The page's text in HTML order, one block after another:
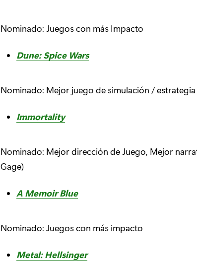
Nominado: Juegos con más Impacto
Dune: Spice Wars
Nominado: Mejor juego de simulación / estrategia
Immortality
Nominado: Mejor dirección de Juego, Mejor
Gage)
A Memoir Blue
Nominado: Juegos con más impacto
Metal: Hellsinger